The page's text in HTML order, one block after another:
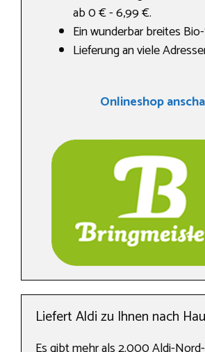
ab 0 € - 6,99 €.
Ein wunderbar breites
Lieferung an viele
Onlineshop
Liefert Aldi zu Ihnen nach